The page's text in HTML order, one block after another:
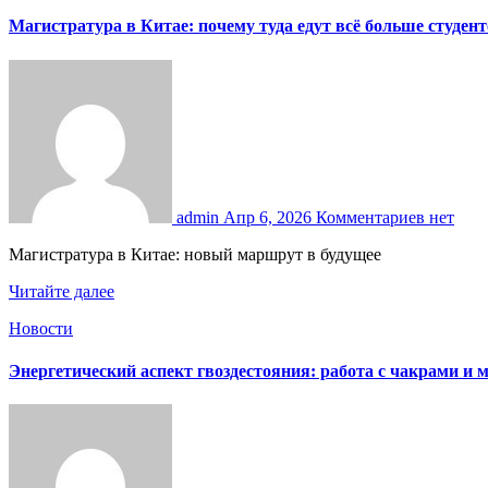
Магистратура в Китае: почему туда едут всё больше
admin Апр 6, 2026 Комментариев нет
Магистратура в Китае: новый маршрут в будущее
Читайте далее
Новости
Энергетический аспект гвоздестояния: работа с чакрами и